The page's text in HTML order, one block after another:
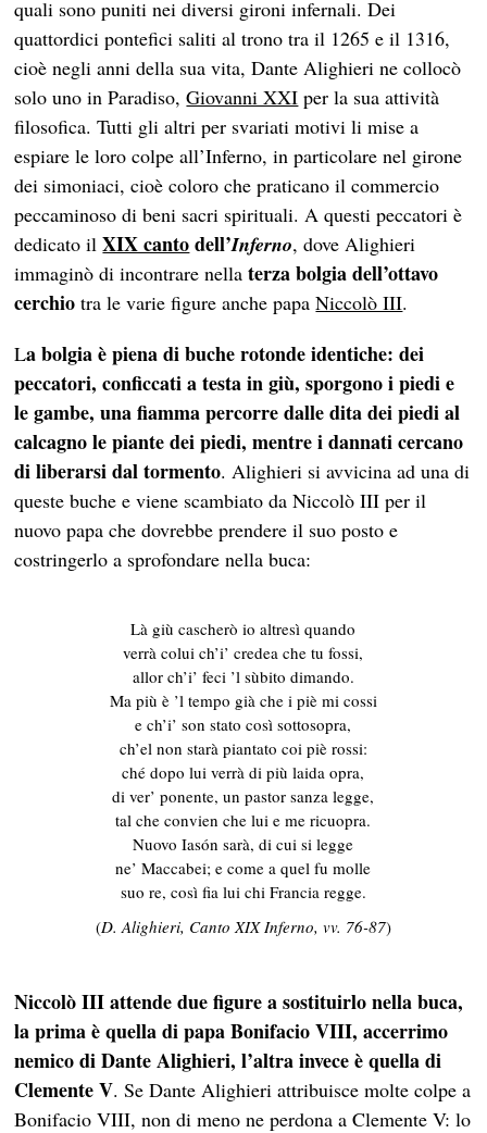
quali sono puniti nei diversi gironi infernali. Dei
quattordici pontefici saliti al trono tra il 1265 e il 1316,
cioè negli anni della sua vita, Dante Alighieri ne collocò
solo uno in Paradiso,Giovanni XXI per la sua attività
filosofica. Tutti gli altri per svariati motivi li mise a
espiare le loro colpe all’Inferno, in particolare nel girone
dei simoniaci, cioè coloro che praticano il commercio
peccaminoso di beni sacri spirituali. A questi peccatori è
dedicato ilXIX cantodell’Inferno, dove Alighieri
immaginò di incontrare nellaterza bolgia dell’ottavo
cerchio tra le varie figure anche papaNiccolò III.
La bolgia è piena di buche rotonde identiche: dei
peccatori, conficcati a testa in giù, sporgono i piedi e
le gambe, una fiamma percorre dalle dita dei piedi al
calcagno le piante dei piedi, mentre i dannati cercano
di liberarsi dal tormento. Alighieri si avvicina ad una di
queste buche e viene scambiato da Niccolò III per il
nuovo papa che dovrebbe prendere il suo posto e
costringerlo a sprofondare nella buca:
Là giù cascherò io altresì quando
verrà colui ch’i’ credea che tu fossi,
allor ch’i’ feci ’l sùbito dimando.
Ma più è ’l tempo già che i piè mi cossi
e ch’i’ son stato così sottosopra,
ch’el non starà piantato coi piè rossi:
ché dopo lui verrà di più laida opra,
di ver’ ponente, un pastor sanza legge,
tal che convien che lui e me ricuopra.
Nuovo Iasón sarà, di cui si legge
ne’ Maccabei; e come a quel fu molle
suo re, così fia lui chi Francia regge.
(D. Alighieri, Canto XIX Inferno, vv. 76-87)
Niccolò III attende due figure a sostituirlo nella buca,
la prima è quella di papa Bonifacio VIII, accerrimo
nemico di Dante Alighieri, l’altra invece è quella di
Clemente V. Se Dante Alighieri attribuisce molte colpe a
Bonifacio VIII, non di meno ne perdona a Clemente V: lo